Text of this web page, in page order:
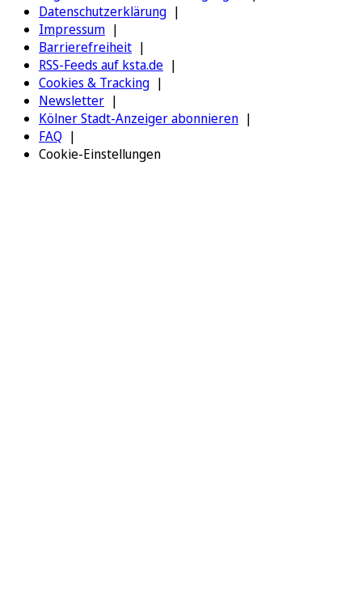
Datenschutzerklärung
Impressum
Barrierefreiheit
RSS-Feeds auf ksta.de
Cookies & Tracking
Newsletter
Kölner Stadt-Anzeiger abonnieren
FAQ
Cookie-Einstellungen